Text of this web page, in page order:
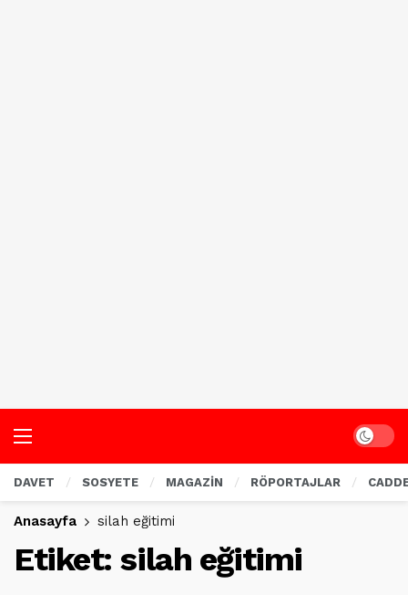
Dark
DAVET SOSYETE MAGAZİN RÖPORTAJLAR
Anasayfa silah eğitimi
Etiket: silah eğitimi